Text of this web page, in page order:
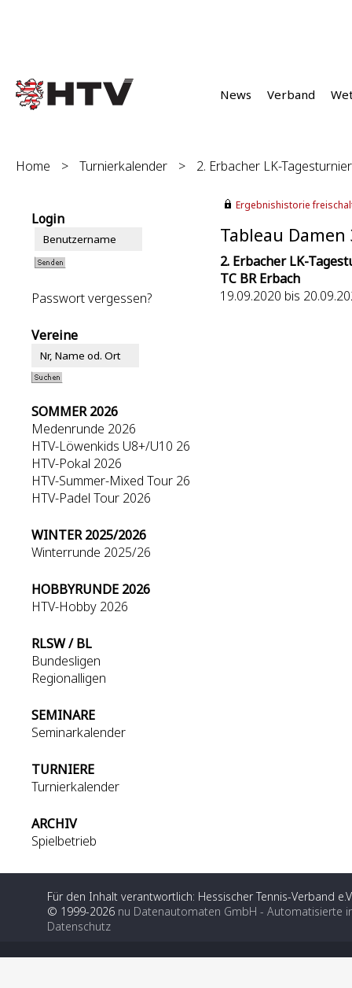
News Verband
Home > Turnierkalender > 2. Erbacher LK-Tagesturnier
Login
Passwort vergessen?
Vereine
SOMMER 2026
Medenrunde 2026
HTV-Löwenkids U8+/U10 26
HTV-Pokal 2026
HTV-Summer-Mixed Tour 26
HTV-Padel Tour 2026
WINTER 2025/2026
Winterrunde 2025/26
HOBBYRUNDE 2026
HTV-Hobby 2026
RLSW / BL
Bundesligen
Regionalligen
SEMINARE
Seminarkalender
TURNIERE
Turnierkalender
ARCHIV
Spielbetrieb
Ergebnishistorie
Tableau Damen
2. Erbacher LK-
TC BR Erbach
19.09.2020 bis
Für den Inhalt verantwortlich: Hessischer Tennis-Verband
© 1999-2026 nu Datenautomaten GmbH - Automatisierte
Datenschutz